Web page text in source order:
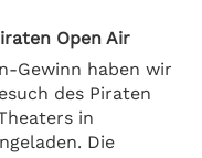
Open Air
Gewinn haben wir
des Piraten
in
Die